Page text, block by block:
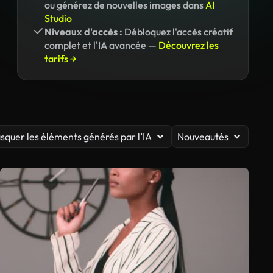
ou générez de nouvelles images dansAI
Studio
Niveaux d'accès : Débloquez l'accès créatif
complet et l'IA avancée — Découvrez les
tarifs →
les éléments générés par l’IA Nouveautés